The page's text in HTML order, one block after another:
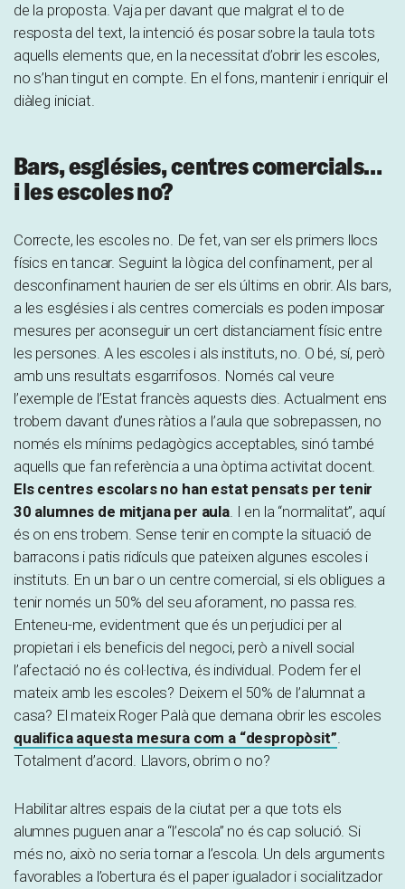
de la proposta. Vaja per davant que malgrat el to de
resposta del text, la intenció és posar sobre la taula tots
aquells elements que, en la necessitat d’obrir les escoles,
no s’han tingut en compte. En el fons, mantenir i enriquir el
diàleg iniciat.
Bars, esglésies, centres comercials…
i les escoles no?
Correcte, les escoles no. De fet, van ser els primers llocs
físics en tancar. Seguint la lògica del confinament, per al
desconfinament haurien de ser els últims en obrir. Als bars,
a les esglésies i als centres comercials es poden imposar
mesures per aconseguir un cert distanciament físic entre
les persones. A les escoles i als instituts, no. O bé, sí, però
amb uns resultats esgarrifosos. Només cal veure
l’exemple de l’Estat francès aquests dies. Actualment ens
trobem davant d’unes ràtios a l’aula que sobrepassen, no
només els mínims pedagògics acceptables, sinó també
aquells que fan referència a una òptima activitat docent.
Els centres escolars no han estat pensats per tenir
30 alumnes de mitjana per aula. I en la “normalitat”, aquí
és on ens trobem. Sense tenir en compte la situació de
barracons i patis ridículs que pateixen algunes escoles i
instituts. En un bar o un centre comercial, si els obligues a
tenir només un 50% del seu aforament, no passa res.
Enteneu-me, evidentment que és un perjudici per al
propietari i els beneficis del negoci, però a nivell social
l’afectació no és col·lectiva, és individual. Podem fer el
mateix amb les escoles? Deixem el 50% de l’alumnat a
casa? El mateix Roger Palà que demana obrir les escoles
qualifica aquesta mesura com a “despropòsit”.
Totalment d’acord. Llavors, obrim o no?
Habilitar altres espais de la ciutat per a que tots els
alumnes puguen anar a “l’escola” no és cap solució. Si
més no, això no seria tornar a l’escola. Un dels arguments
favorables a l’obertura és el paper igualador i socialitzador